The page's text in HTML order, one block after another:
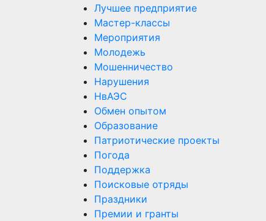
Лучшее предприятие
Мастер-классы
Мероприятия
Молодежь
Мошенничество
Нарушения
НвАЭС
Обмен опытом
Образование
Патриотические проекты
Погода
Поддержка
Поисковые отряды
Праздники
Премии и гранты